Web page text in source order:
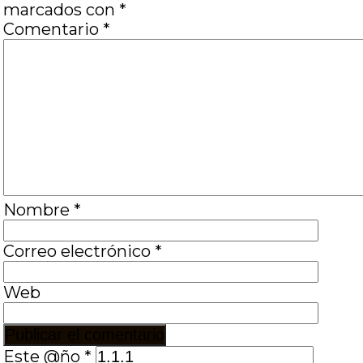
marcados con *
Comentario *
Nombre *
Correo electrónico *
Web
Este @ño *